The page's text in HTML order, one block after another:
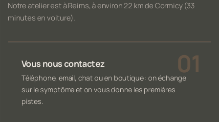
Notre atelier est à Reims, à environ 22 km de Cormicy (33
minutes en voiture).
Vous nous contactez
Téléphone, email, chat ou en boutique : on échange
sur le symptôme et on vous donne les premières
pistes.